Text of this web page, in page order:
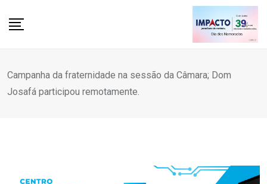
Campanha da fraternidade na sessão da Câmara; Dom
Josafá participou remotamente.